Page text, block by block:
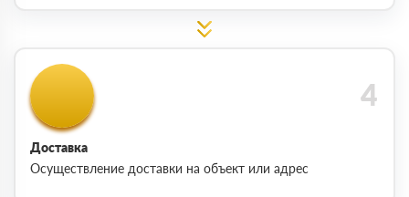
Доставка
Осуществление доставки на объект или адрес